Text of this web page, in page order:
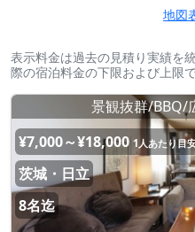
地図
表示料金は過去の見積り実績を
際の宿泊料金の下限および上限
景観抜群/BBQ/
¥7,000～¥18,000 1人あたり目
茨城・日立
8名迄